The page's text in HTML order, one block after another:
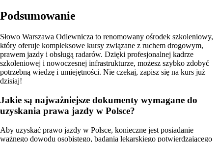
Podsumowanie
Słowo Warszawa Odlewnicza to renomowany ośrodek szkoleniowy,
który oferuje kompleksowe kursy związane z ruchem drogowym,
prawem jazdy i obsługą radarów. Dzięki profesjonalnej kadrze
szkoleniowej i nowoczesnej infrastrukturze, możesz szybko zdobyć
potrzebną wiedzę i umiejętności. Nie czekaj, zapisz się na kurs już
dzisiaj!
Jakie są najważniejsze dokumenty wymagane do
uzyskania prawa jazdy w Polsce?
Aby uzyskać prawo jazdy w Polsce, konieczne jest posiadanie
ważnego dowodu osobistego, badania lekarskiego potwierdzającego